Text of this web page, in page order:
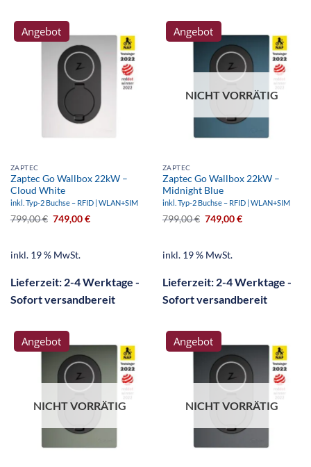
Angebot
ZAPTEC
Zaptec Go Wallbox 22kW –
Cloud White
inkl. Typ-2 Buchse – RFID | WLAN+SIM
799,00€ 749,00€
inkl. 19 % MwSt.
Lieferzeit: 2-4 Werktage -
Sofort versandbereit
Angebot
NICHT VORRÄTIG
ZAPTEC
Zaptec Go Wallbox 22kW –
Midnight Blue
inkl. Typ-2 Buchse – RFID | WLAN+SIM
799,00€ 749,00€
inkl. 19 % MwSt.
Lieferzeit: 2-4 Werktage -
Sofort versandbereit
Angebot
NICHT VORRÄTIG
Angebot
NICHT VORRÄTIG